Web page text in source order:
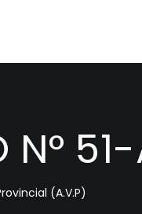
N°
(A.V.P)